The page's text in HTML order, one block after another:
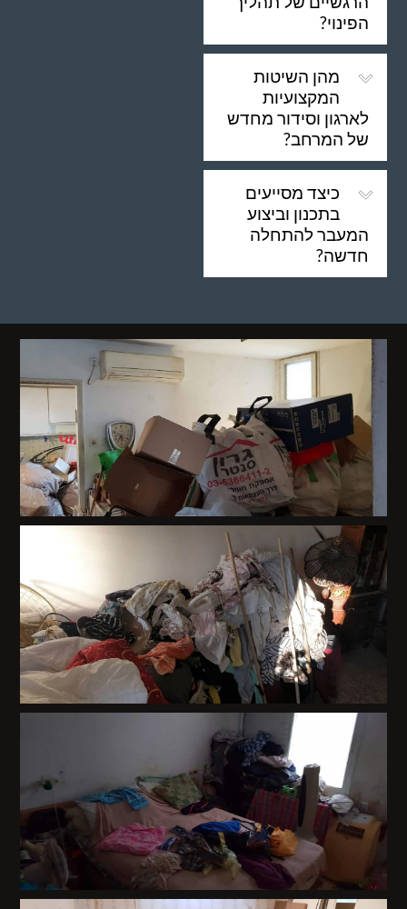
הפינוי?
מהן השיטות
המקצועיות
לארגון וסידור מחדש
של המרחב?
כיצד מסייעים
בתכנון וביצוע
המעבר להתחלה
חדשה?